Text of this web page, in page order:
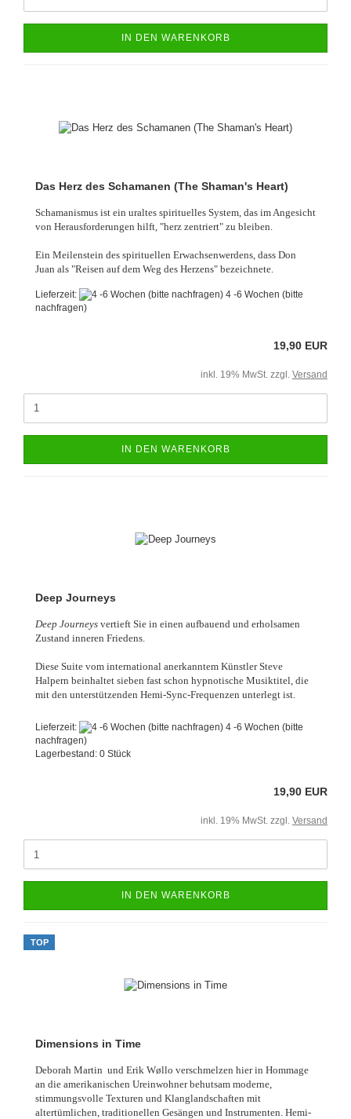
IN DEN WARENKORB
Das Herz des Schamanen (The Shaman's Heart)
Schamanismus ist ein uraltes spirituelles System, das im Angesicht
von Herausforderungen hilft, "herz zentriert" zu bleiben.
Ein Meilenstein des spirituellen Erwachsenwerdens, dass Don
Juan als "Reisen auf dem Weg des Herzens" bezeichnete.
Lieferzeit:
4 -6 Wochen (bitte
nachfragen)
19,90 EUR
inkl. 19% MwSt. zzgl. Versand
IN DEN WARENKORB
Deep Journeys
Deep Journeys vertieft Sie in einen aufbauend und erholsamen
Zustand inneren Friedens.
Diese Suite vom international anerkanntem Künstler Steve
Halpern beinhaltet sieben fast schon hypnotische Musiktitel, die
mit den unterstützenden Hemi-Sync-Frequenzen unterlegt ist.
Lieferzeit:
4 -6 Wochen (bitte
nachfragen)
Lagerbestand: 0 Stück
19,90 EUR
inkl. 19% MwSt. zzgl. Versand
IN DEN WARENKORB
TOP
Dimensions in Time
Deborah Martin und Erik Wøllo verschmelzen hier in Hommage
an die amerikanischen Ureinwohner behutsam moderne,
stimmungsvolle Texturen und Klanglandschaften mit
altertümlichen, traditionellen Gesängen und Instrumenten. Hemi-